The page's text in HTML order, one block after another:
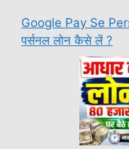
Google Pay Se
पर्सनल लोन कैसे लें ?